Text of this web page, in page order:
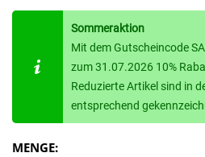
Sommeraktion
Mit dem Gutscheincode
zum 31.07.2026 10%
Reduzierte Artikel sind in
entsprechend
MENGE: